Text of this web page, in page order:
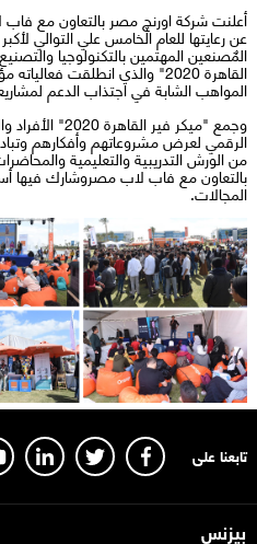
أعلنت شركة اورنچ مصر بالتعاون مع فاب
عن رعايتها للعام الخامس علي التوالي
المٌصنعين المهتمين بالتكنولوجيا
القاهرة 2020" والذي انطلقت
المواهب الشابة في اجتذاب الدعم
وجمع "ميكر فير
الرقمي لعرض مشروعاتهم وأفكارهم
من الورش التدريبية والتعليمية
بالتعاون مع فاب لاب مصروشارك فيها
المجالات.
تابعنا على
بيزنس